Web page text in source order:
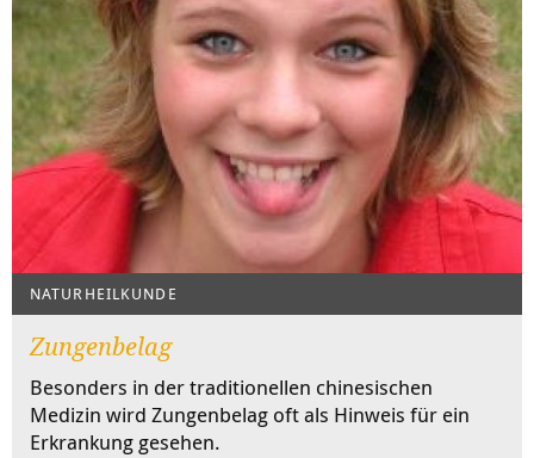
NATURHEILKUNDE
Zungenbelag
Besonders in der traditionellen chinesischen
Medizin wird Zungenbelag oft als Hinweis für ein
Erkrankung gesehen.